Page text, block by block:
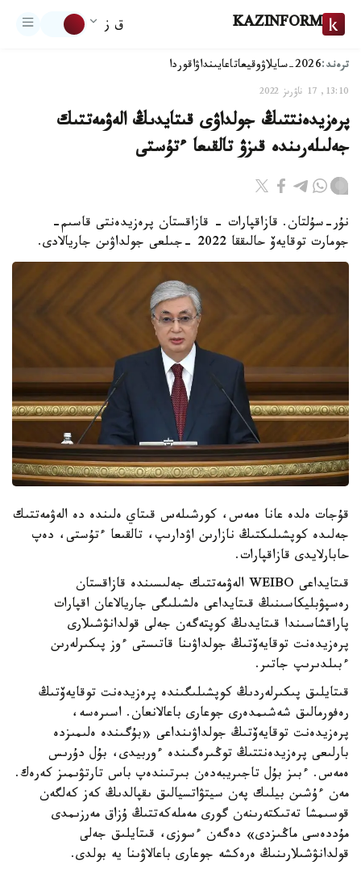
KAZINFORM ق ز
ترەند:2026-سايلاۋ وقيعاتاعايىنداۋاقوردا
13:10, 17 ناۋرىز 2022
پرەزيدەنتتىڭ جولداۋى قىتايدىڭ الەۋمەتتىك
جەلىلەرىندە قىزۋ تالقىعا ءتۇستى
نۇر-سۇلتان. قازاقپارات - قازاقستان پرەزيدەنتى قاسىم-
جومارت توقايەۆ حالىققا 2022 -جىلعى جولداۋىن جاريالادى.
قۇجات ەلدە عانا ەمەس، كورشىلەس قىتاي ەلىندە دە الەۋمەتتىك
جەلىدە كوپشىلىكتىڭ نازارىن اۋدارىپ، تالقىعا ءتۇستى، دەپ
حابارلايدى قازاقپارات.
قىتايداعى WEIBO الەۋمەتتىك جەلىسىندە قازاقستان
رەسپۋبليكاسىنىڭ قىتايداعى ەلشىلىگى جاريالاعان اقپارات
پاراقشاسىندا قىتايدىڭ كوپتەگەن جەلى قولدانۋشىلارى
پرەزيدەنت توقايەۆتىڭ جولداۋىنا قاتىستى ءوز پىكىرلەرىن
ءبىلدىرىپ جاتىر.
قىتايلىق پىكىرلەردىڭ كوپشىلىگىندە پرەزيدەنت توقايەۆتىڭ
رەفورمالىق شەشىمدەرى جوعارى باعالانعان. اسىرەسە،
پرەزيدەنت توقايەۆتىڭ جولداۋىنداعى «بۇگىندە ەلىمىزدە
بارلىعى پرەزيدەنتتىڭ توڭىرەگىندە ءوربيدى، بۇل دۇرىس
ەمەس. ءبىز بۇل تاجىريبەدەن بىرتىندەپ باس تارتۋىمىز كەرەك.
مەن ءۇشىن بيلىك پەن سيتۋاتسيالىق ىقپالدىڭ كەز كەلگەن
قوسىمشا تەتىكتەرىنەن گورى مەملەكەتتىڭ ۇزاق مەرزىمدى
مۇددەسى ماڭىزدى» دەگەن ءسوزى، قىتايلىق جەلى
قولدانۋشىلارىنىڭ ەرەكشە جوعارى باعالاۋىنا يە بولدى.